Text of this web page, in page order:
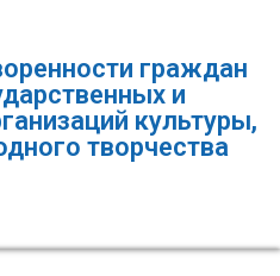
граждан
и
культуры,
творчества